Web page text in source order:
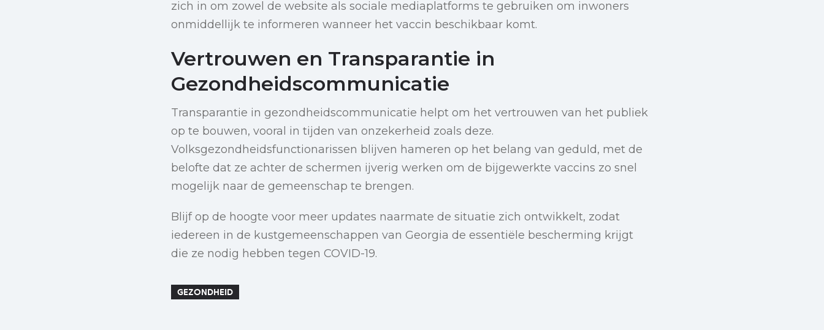
zich in om zowel de website als sociale mediaplatforms te gebruiken om inwoners
onmiddellijk te informeren wanneer het vaccin beschikbaar komt.
Vertrouwen en Transparantie in
Gezondheidscommunicatie
Transparantie in gezondheidscommunicatie helpt om het vertrouwen van het publiek
op te bouwen, vooral in tijden van onzekerheid zoals deze.
Volksgezondheidsfunctionarissen blijven hameren op het belang van geduld, met de
belofte dat ze achter de schermen ijverig werken om de bijgewerkte vaccins zo snel
mogelijk naar de gemeenschap te brengen.
Blijf op de hoogte voor meer updates naarmate de situatie zich ontwikkelt, zodat
iedereen in de kustgemeenschappen van Georgia de essentiële bescherming krijgt
die ze nodig hebben tegen COVID-19.
GEZONDHEID